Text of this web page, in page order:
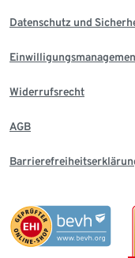
Datenschutz und
Widerrufsrecht
AGB